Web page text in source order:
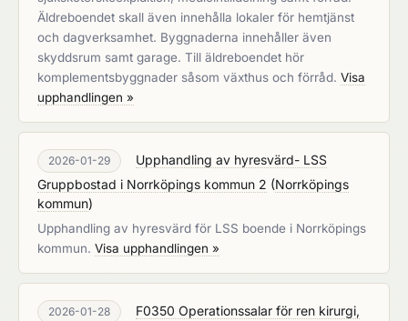
Äldreboendet skall även innehålla lokaler för hemtjänst
och dagverksamhet. Byggnaderna innehåller även
skyddsrum samt garage. Till äldreboendet hör
komplementsbyggnader såsom växthus och förråd. Visa
upphandlingen »
2026-01-29
Upphandling av hyresvärd- LSS
Gruppbostad i Norrköpings kommun 2 (Norrköpings
kommun)
Upphandling av hyresvärd för LSS boende i Norrköpings
kommun. Visa upphandlingen »
2026-01-28
F0350 Operationssalar för ren kirurgi,